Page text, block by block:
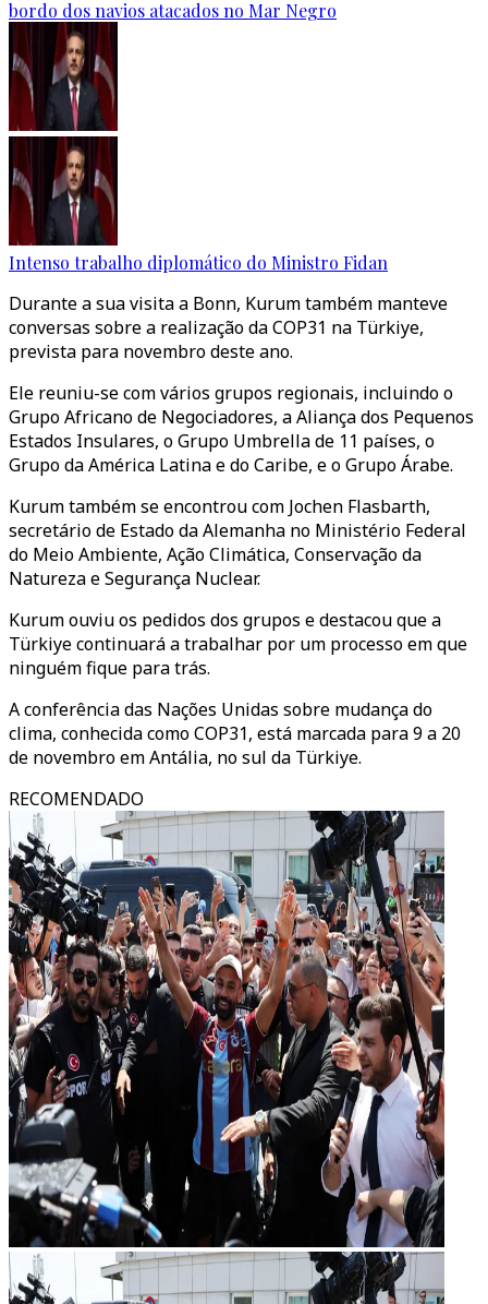
bordo dos navios atacados no Mar Negro
Intenso trabalho diplomático do Ministro Fidan
Durante a sua visita a Bonn, Kurum também manteve
conversas sobre a realização da COP31 na Türkiye,
prevista para novembro deste ano.
Ele reuniu-se com vários grupos regionais, incluindo o
Grupo Africano de Negociadores, a Aliança dos Pequenos
Estados Insulares, o Grupo Umbrella de 11 países, o
Grupo da América Latina e do Caribe, e o Grupo Árabe.
Kurum também se encontrou com Jochen Flasbarth,
secretário de Estado da Alemanha no Ministério Federal
do Meio Ambiente, Ação Climática, Conservação da
Natureza e Segurança Nuclear.
Kurum ouviu os pedidos dos grupos e destacou que a
Türkiye continuará a trabalhar por um processo em que
ninguém fique para trás.
A conferência das Nações Unidas sobre mudança do
clima, conhecida como COP31, está marcada para 9 a 20
de novembro em Antália, no sul da Türkiye.
RECOMENDADO